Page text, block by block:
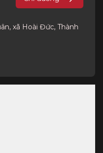
xã Hoài Đức, Thành